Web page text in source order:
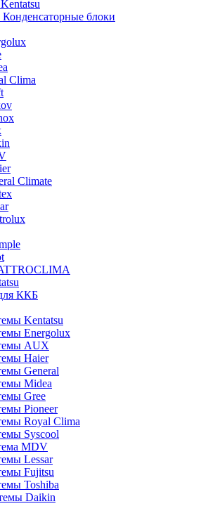
блоки
Clima
Climate
ККБ
Kentatsu
Energolux
AUX
Haier
General
Midea
Gree
Pioneer
Royal Clima
Syscool
MDV
Lessar
Fujitsu
Toshiba
Daikin